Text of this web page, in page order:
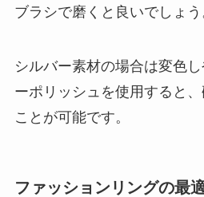
ブラシで磨くと良いでしょう
シルバー素材の場合は変色
ーポリッシュを使用すると
ことが可能です。
ファッションリングの最